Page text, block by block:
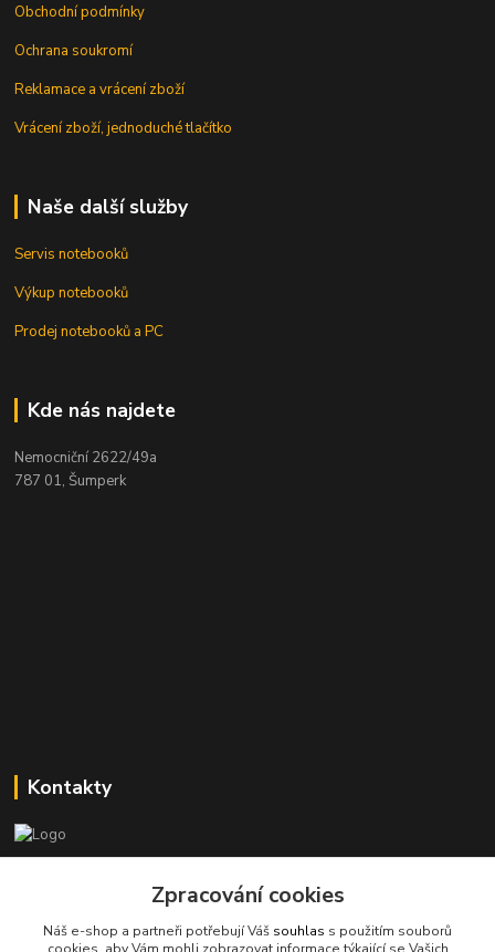
Obchodní podmínky
Ochrana soukromí
Reklamace a vrácení zboží
Vrácení zboží, jednoduché tlačítko
Naše další služby
Servis notebooků
Výkup notebooků
Prodej notebooků a PC
Kde nás najdete
Nemocniční 2622/49a
787 01, Šumperk
Kontakty
+420 601 366 545Zpracování cookies
Náš e-shop a partneři potřebují Váš souhlas s použitím souborů